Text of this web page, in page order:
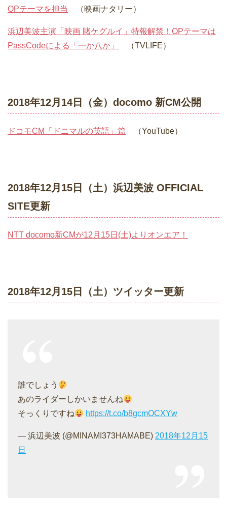
OPテーマを担当
（映画ナタリー）
浜辺美波主演「映画 賭ケグルイ」特報解禁！OPテーマは
PassCodeによる「一か八か」
（TVLIFE）
2018年12月14日（金）docomo 新CM公開
ドコモCM「ドニマルの英語」篇 （YouTube）
2018年12月15日（土）浜辺美波 OFFICIAL
SITE更新
NTT docomo新CMが12月15日(土)よりオンエア！
2018年12月15日（土）ツイッター更新
誰でしょう
あのライダーしかいませんね
そっくりですね
https://t.co/b8gcmOCXYw
— 浜辺美波 (@MINAMI373HAMABE) 2018年12月15
日